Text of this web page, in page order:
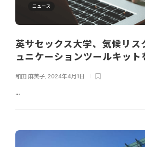
ニュース
英サセックス大学、気候リス
ュニケーションツールキット
和田 麻美子, 2024年4月1日
...